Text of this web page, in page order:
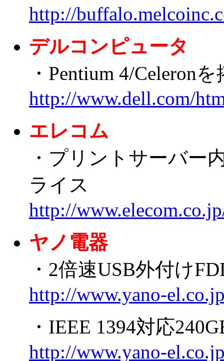
http://
デルコンピュータ
・Pentium 4/Celeron
http://www.dell.com/
エレコム
・プリントサーバー
ライス
http://
ヤノ電器
・2倍速USB外付け
http://www.yano-
・IEEE 1394対応
http://www.yano-